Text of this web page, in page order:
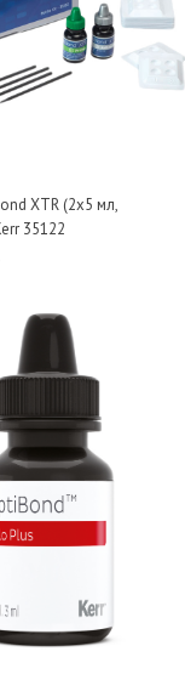
XTR (2х5 мл,
35122